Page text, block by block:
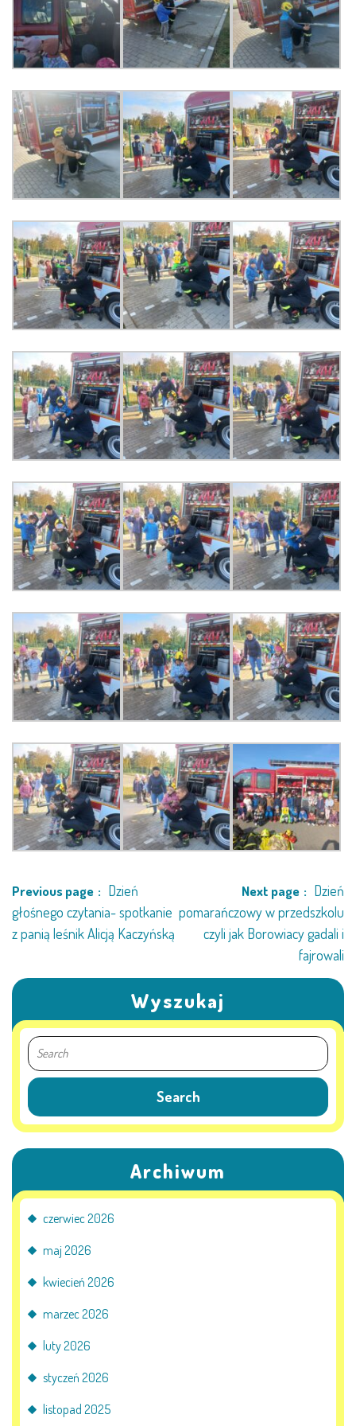
PRACOWNICY
OCHRONY MAŁOLETNICH
PROCEDURY I REGULAMINY
DEKLARACJA DOSTĘPNOŚCI
RADOŚĆ – ZABAWA – NAUKA
NASZA KONCEPCJA
KORZYSTANIE Z TIK
PROGRAMY
OSIĄGNIĘCIA
KONKURSY
NASI PRZYJACIELE
KĄCIK DLA RODZICÓW
AKTUALNOŚCI
PORADY DLA RODZICÓW
REKRUTACJA
DOKUMENTY DO POBRANIA
ANKIETY
BIP
E-DZIENNIK
KONTAKT
Previous page
Dzień
głośnego czytania- spotkanie
z panią leśnik Alicją Kaczyńską
Next page
Dzień
pomarańczowy w przedszkolu
czyli jak Borowiacy gadali i
fajrowali
Wyszukaj
Archiwum
czerwiec 2026
maj 2026
kwiecień 2026
marzec 2026
luty 2026
styczeń 2026
listopad 2025